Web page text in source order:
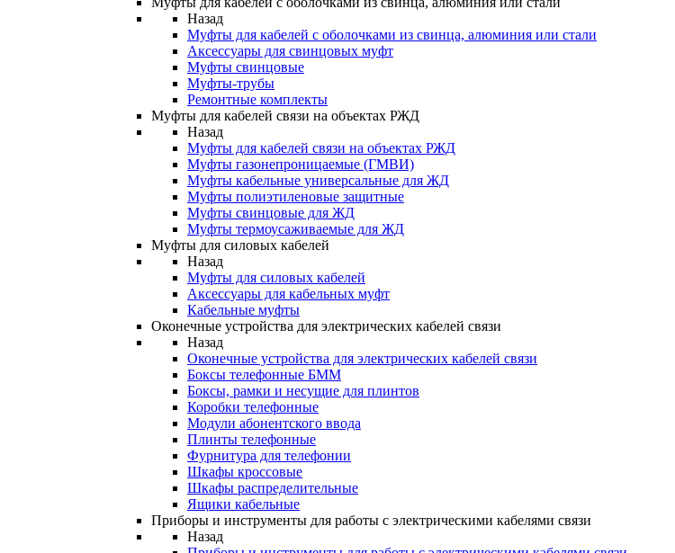
Назад
Муфты для кабелей с оболочками из свинца, алюминия или стали
Аксессуары для свинцовых муфт
Муфты свинцовые
Муфты-трубы
Ремонтные комплекты
Муфты для кабелей связи на объектах РЖД
Назад
Муфты для кабелей связи на объектах РЖД
Муфты газонепроницаемые (ГМВИ)
Муфты кабельные универсальные для ЖД
Муфты полиэтиленовые защитные
Муфты свинцовые для ЖД
Муфты термоусаживаемые для ЖД
Муфты для силовых кабелей
Назад
Муфты для силовых кабелей
Аксессуары для кабельных муфт
Кабельные муфты
Оконечные устройства для электрических кабелей связи
Назад
Оконечные устройства для электрических кабелей связи
Боксы телефонные БММ
Боксы, рамки и несущие для плинтов
Коробки телефонные
Модули абонентского ввода
Плинты телефонные
Фурнитура для телефонии
Шкафы кроссовые
Шкафы распределительные
Ящики кабельные
Приборы и инструменты для работы с электрическими кабелями связи
Назад